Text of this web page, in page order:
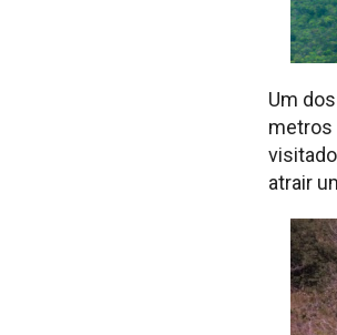
Um
metros
atrair